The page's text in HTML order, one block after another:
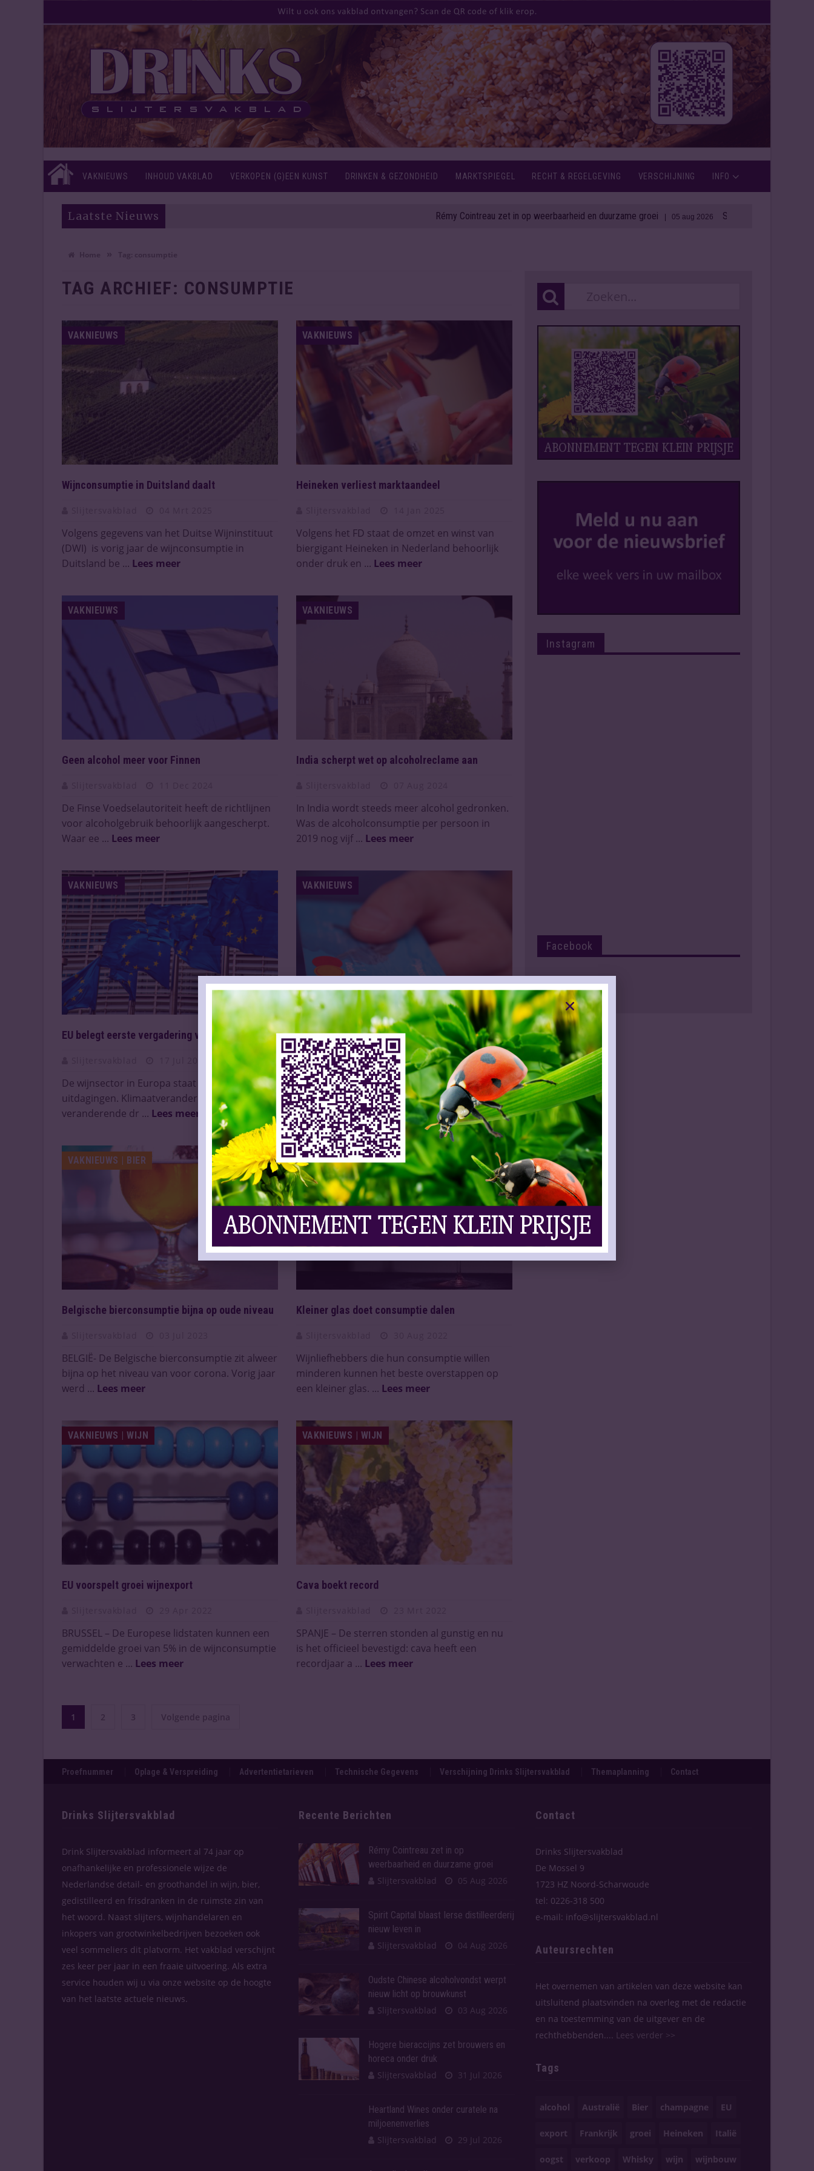
VAKNIEUWS INHOUD VAKBLAD VERKOPEN (G)EEN KUNST DRINKEN & GEZONDHEID MARKTSPIEGEL RECHT & REGELGEVING VERSCHIJNING INFO
Laatste Nieuws Rémy Cointreau zet in op weerbaarheid en duurzame groei| 05 aug 2026 Spirit Capital blaast Ierse distilleerderij
TAG ARCHIEF: CONSUMPTIE
VAKNIEUWS
Wijnconsumptie in Duitsland daalt
Volgens gegevens van het Duitse Wijninstituut
(DWI) is vorig jaar de wijnconsumptie in
Duitsland be ... Lees meer
VAKNIEUWS
Heineken verliest marktaandeel
Volgens het FD staat de omzet en winst van
biergigant Heineken in Nederland behoorlijk
onder druk en ... Lees meer
VAKNIEUWS
Geen alcohol meer voor Finnen
De Finse Voedselautoriteit heeft de richtlijnen
voor alcoholgebruik behoorlijk aangescherpt.
Waar ee ... Lees meer
VAKNIEUWS
India scherpt wet op alcoholreclame aan
In India wordt steeds meer alcohol gedronken.
Was de alcoholconsumptie per persoon in
2019 nog vijf ... Lees meer
VAKNIEUWS
EU belegt eerste vergadering voor wijnsector
De wijnsector in Europa staat voor behoorlijke
uitdagingen. Klimaatveranderingen, de
veranderende dr ... Lees meer
VAKNIEUWS
Consumptie huishoudens krimpt
Slijtersvakblad 16 Nov 2023
Het CBS heeft weer nieuwe cijfers bekend
gemaakt. De consumptie van huishoudens is in
de maand sept ...Lees meer
VAKNIEUWS | BIER
Belgische bierconsumptie bijna op oude niveau
BELGIË- De Belgische bierconsumptie zit alweer
bijna op het niveau van voor corona. Vorig jaar
werd ... Lees meer
DRINKEN & GEZONDHEID
Kleiner glas doet consumptie dalen
Wijnliefhebbers die hun consumptie willen
minderen kunnen het beste overstappen op
een kleiner glas. ... Lees meer
VAKNIEUWS | WIJN
EU voorspelt groei wijnexport
BRUSSEL – De Europese lidstaten kunnen een
gemiddelde groei van 5% in de wijnconsumptie
verwachten e ... Lees meer
VAKNIEUWS | WIJN
Cava boekt record
SPANJE – De sterren stonden al gunstig en nu
is het officieel bevestigd: cava heeft een
recordjaar a ... Lees meer
1 2 3 Volgende pagina
Instagram
Facebook
Proefnummer Oplage & Verspreiding Advertentietarieven Technische Gegevens Verschijning Drinks Slijtersvakblad Themaplanning Contact
Drinks Slijtersvakblad
Drink Slijtersvakblad informeert al 74 jaar op
onafhankelijke en professionele wijze de
Nederlandse detail- en groothandel in wijn, bier,
gedistilleerd en frisdranken in de ruimste zin van
het woord. Naast slijters, wijnhandelaren en
inkopers van grootwinkelbedrijven bezoeken ook
veel sommeliers dit platvorm. Het vakblad verschijnt
zes keer per jaar in een fraaie uitvoering. Als extra
service houden wij u via onze website op de hoogte
van het laatste actuele nieuws.
Recente Berichten
Rémy Cointreau zet in op
weerbaarheid en duurzame groei
Slijtersvakblad
05 Aug 2026
Spirit Capital blaast Ierse distilleerderij
nieuw leven in
Slijtersvakblad
04 Aug 2026
Oudste Chinese alcoholvondst werpt
nieuw licht op brouwkunst
Slijtersvakblad
03 Aug 2026
Hogere bieraccijns zet brouwers en
horeca onder druk
Slijtersvakblad
31 Jul 2026
Heartland Wines onder curatele na
miljoenenverlies
Slijtersvakblad
29 Jul 2026
Contact
Drinks Slijtersvakblad
De Mossel 9
1723 HZ Noord-Scharwoude
tel: 0226-318 500
e-mail: info@slijtersvakblad.nl
Auteursrechten
Het overnemen van artikelen van deze website kan
uitsluitend plaatsvinden na overleg met de redactie
en na toestemming van de uitgever en de
rechthebbenden....
Lees verder >>
Tags
alcohol Australië Bier champagne EU
export Frankrijk groei Heineken Italië
oogst verkoop Whisky wijn wijnbouw